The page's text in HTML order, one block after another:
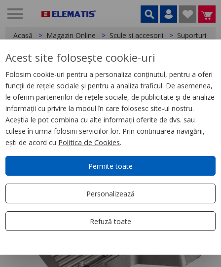
Acasă Magazin Online Scule si accesorii Suporturi și
< Suporturi și bancuri de lucru
Fălci din oțel inoxidabil pentru
suportul pentru țevi
MILWAUKEE®
Acest site folosește cookie-uri
Folosim cookie-uri pentru a personaliza conținutul, pentru a oferi
funcții de rețele sociale și pentru a analiza traficul. De asemenea,
le oferim partenerilor de rețele sociale, de publicitate și de analize
informații cu privire la modul în care folosesc site-ul nostru.
Aceștia le pot combina cu alte informații oferite de dvs. sau
culese în urma folosirii serviciilor lor. Prin continuarea navigării,
ești de acord cu Politica de Cookies.
Permite toate
Personalizează
Refuză toate